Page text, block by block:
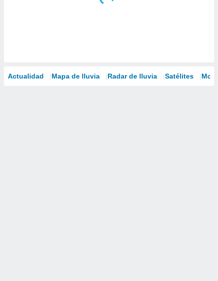
Actualidad Mapa de lluvia Radar de lluvia Satélites